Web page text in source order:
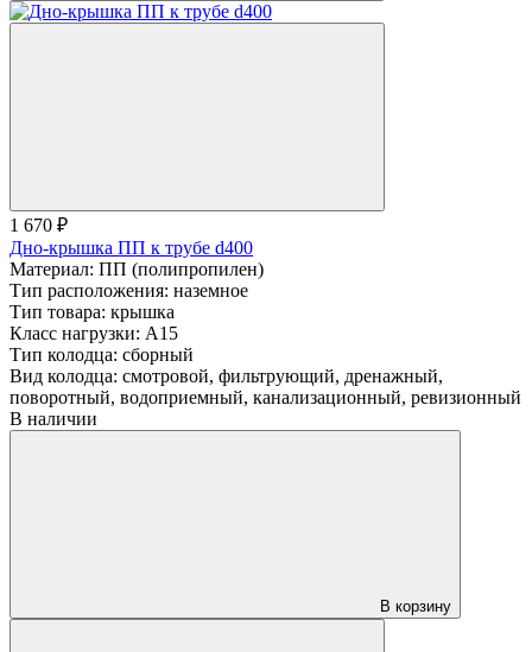
1 670 ₽
Дно-крышка ПП к трубе d400
Материал: ПП (полипропилен)
Тип расположения: наземное
Тип товара: крышка
Класс нагрузки: А15
Тип колодца: сборный
Вид колодца: смотровой, фильтрующий, дренажный,
поворотный, водоприемный, канализационный, ревизионный
В наличии
В корзину